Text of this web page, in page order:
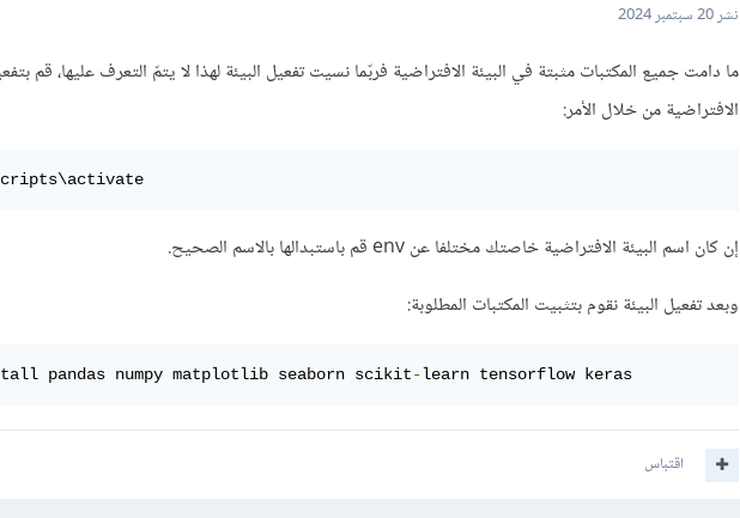
نشر20 سبتمبر 2024
ما دامت جميع المكتبات مثبتة في البيئة الافتراضية فربّما نسيت تفعيل البيئة لهذا لا يتمّ التعرف عليها، قم
الافتراضية من خلال الأمر:
إن كان اسم البيئة الافتراضية خاصتك مختلفا عن env قم باستبدالها بالاسم الصحيح.
وبعد تفعيل البيئة نقوم بتثبيت المكتبات المطلوبة:
pandas numpy matplotlib seaborn scikit-learn tensorflow keras
اقتباس